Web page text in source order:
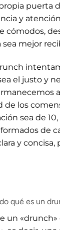
puerta
y
cómodos,
sea mejor
el justo y
de los
sea de
de
y concisa,
qué es un
un